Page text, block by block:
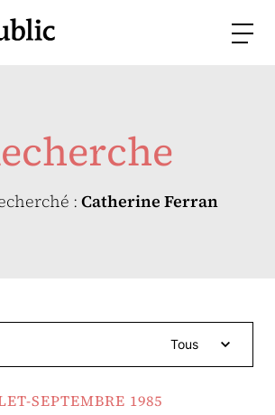
: Catherine Ferran
Tous
SEPTEMBRE 1985